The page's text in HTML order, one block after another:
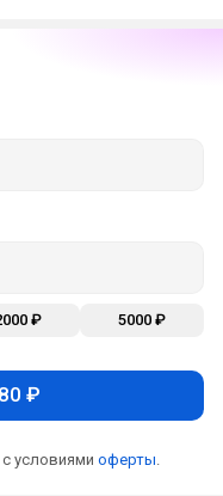
₽ 5000 ₽
₽
условиями оферты